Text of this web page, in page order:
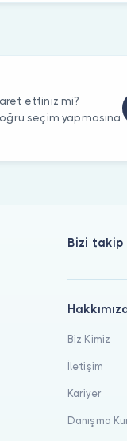
ettiniz mi?
seçim yapmasına
Bizi takip
Biz Kimiz
İletişim
Kariyer
Danışma